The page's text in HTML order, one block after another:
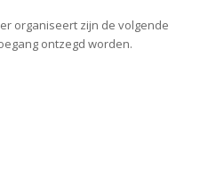
organiseert zijn de volgende
ontzegd worden.